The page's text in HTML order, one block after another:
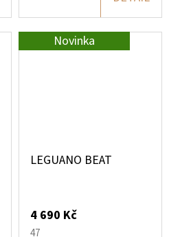
Novinka
LEGUANO BEAT
4 690 Kč
47